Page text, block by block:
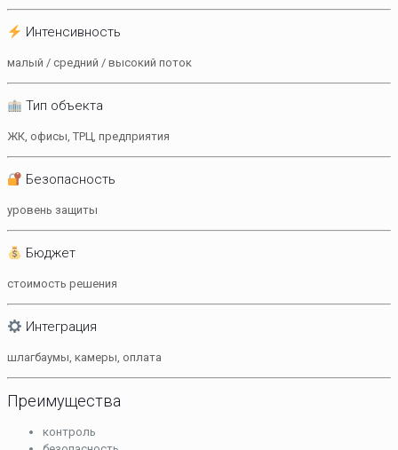
Интенсивность
малый / средний / высокий поток
Тип объекта
ЖК, офисы, ТРЦ, предприятия
Безопасность
уровень защиты
Бюджет
стоимость решения
Интеграция
шлагбаумы, камеры, оплата
Преимущества
контроль